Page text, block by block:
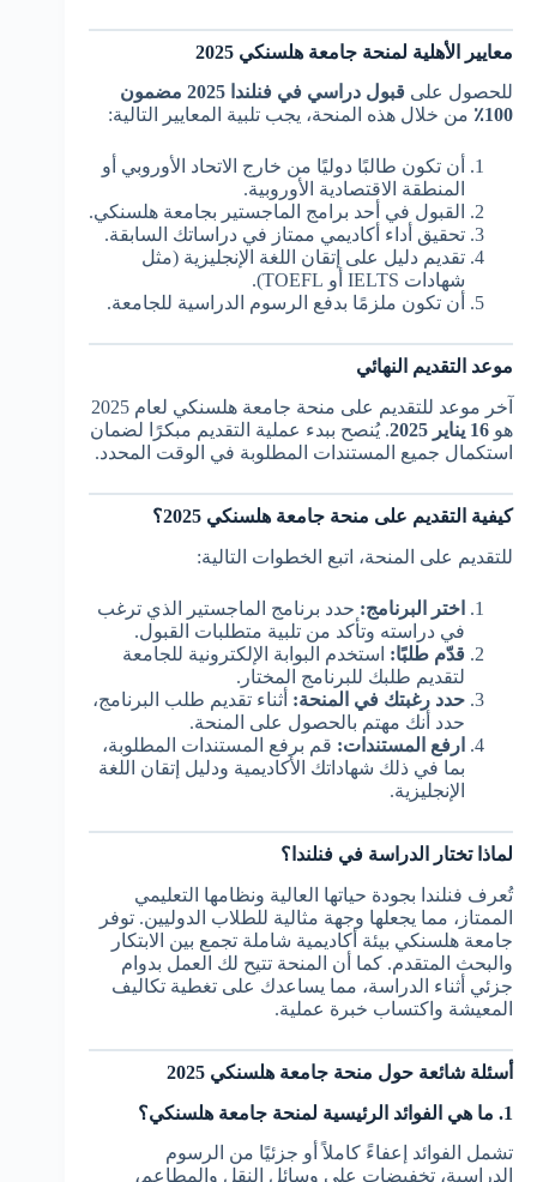
معايير الأهلية لمنحة جامعة هلسنكي 2025
للحصول على
قبول دراسي في فنلندا 2025 مضمون
100٪
من خلال هذه المنحة، يجب تلبية المعايير التالية:
أن تكون طالبًا دوليًا من خارج الاتحاد الأوروبي أو
المنطقة الاقتصادية الأوروبية.
القبول في أحد برامج الماجستير بجامعة هلسنكي.
تحقيق أداء أكاديمي ممتاز في دراساتك السابقة.
تقديم دليل على إتقان اللغة الإنجليزية (مثل
شهادات IELTS أو TOEFL).
أن تكون ملزمًا بدفع الرسوم الدراسية للجامعة.
موعد التقديم النهائي
آخر موعد للتقديم على منحة جامعة هلسنكي لعام 2025
هو 16 يناير 2025
. يُنصح ببدء عملية التقديم مبكرًا لضمان
استكمال جميع المستندات المطلوبة في الوقت المحدد.
كيفية التقديم على منحة جامعة هلسنكي 2025؟
للتقديم على المنحة، اتبع الخطوات التالية:
اختر البرنامج: حدد برنامج الماجستير الذي ترغب
في دراسته وتأكد من تلبية متطلبات القبول.
قدّم طلبًا: استخدم البوابة الإلكترونية للجامعة
لتقديم طلبك للبرنامج المختار.
حدد رغبتك في المنحة: أثناء تقديم طلب البرنامج،
حدد أنك مهتم بالحصول على المنحة.
ارفع المستندات: قم برفع المستندات المطلوبة،
بما في ذلك شهاداتك الأكاديمية ودليل إتقان اللغة
الإنجليزية.
لماذا تختار الدراسة في فنلندا؟
تُعرف فنلندا بجودة حياتها العالية ونظامها التعليمي
الممتاز، مما يجعلها وجهة مثالية للطلاب الدوليين. توفر
جامعة هلسنكي بيئة أكاديمية شاملة تجمع بين الابتكار
والبحث المتقدم. كما أن المنحة تتيح لك العمل بدوام
جزئي أثناء الدراسة، مما يساعدك على تغطية تكاليف
المعيشة واكتساب خبرة عملية.
أسئلة شائعة حول منحة جامعة هلسنكي 2025
1. ما هي الفوائد الرئيسية لمنحة جامعة هلسنكي؟
تشمل الفوائد إعفاءً كاملاً أو جزئيًا من الرسوم
الدراسية، تخفيضات على وسائل النقل والمطاعم،